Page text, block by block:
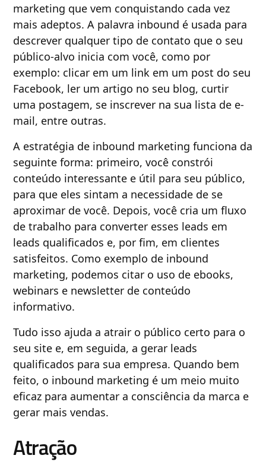
marketing que vem conquistando cada vez
mais adeptos. A palavra inbound é usada para
descrever qualquer tipo de contato que o seu
público-alvo inicia com você, como por
exemplo: clicar em um link em um post do seu
Facebook, ler um artigo no seu blog, curtir
uma postagem, se inscrever na sua lista de e-
mail, entre outras.
A estratégia de inbound marketing funciona da
seguinte forma: primeiro, você constrói
conteúdo interessante e útil para seu público,
para que eles sintam a necessidade de se
aproximar de você. Depois, você cria um fluxo
de trabalho para converter esses leads em
leads qualificados e, por fim, em clientes
satisfeitos. Como exemplo de inbound
marketing, podemos citar o uso de ebooks,
webinars e newsletter de conteúdo
informativo.
Tudo isso ajuda a atrair o público certo para o
seu site e, em seguida, a gerar leads
qualificados para sua empresa. Quando bem
feito, o inbound marketing é um meio muito
eficaz para aumentar a consciência da marca e
gerar mais vendas.
Atração